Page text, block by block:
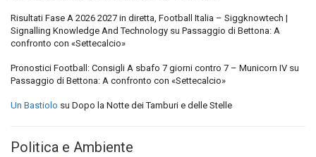
Risultati Fase A 2026 2027 in diretta, Football Italia – Siggknowtech |
Signalling Knowledge And Technology su Passaggio di Bettona: A
confronto con «Settecalcio»
Pronostici Football: Consigli A sbafo 7 giorni contro 7 – Municorn IV su
Passaggio di Bettona: A confronto con «Settecalcio»
Un Bastiolo su Dopo la Notte dei Tamburi e delle Stelle
Politica e Ambiente